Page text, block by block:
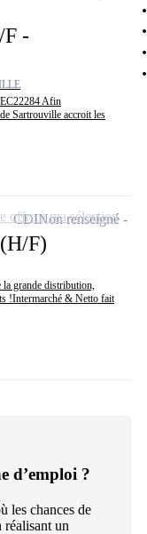
F -
Afin
Sartrouville accroit les
F)
la grande distribution,
!Intermarché & Netto fait
CDINon renseigné
offre à ma sélection
d’emploi ?
les chances de
un